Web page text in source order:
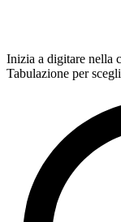
Inizia a digitare nella
Tabulazione per